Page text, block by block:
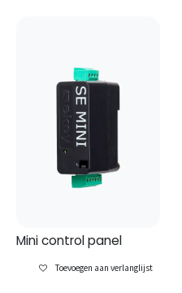
Mini control panel
Toevoegen aan verlanglijst